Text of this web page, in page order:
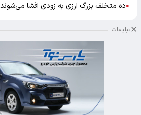
●ده متخلف بزرگ ارزی به زودی افشا می‌شوند
تبلیغات